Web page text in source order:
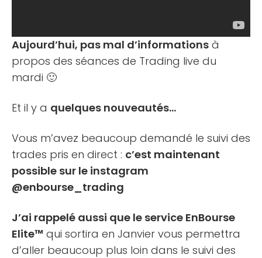
Aujourd’hui, pas mal d’informations à
propos des séances de Trading live du
mardi 🙂
Et il y a quelques nouveautés…
Vous m’avez beaucoup demandé le suivi des
trades pris en direct : c’est maintenant
possible sur le instagram
@enbourse_trading
J’ai rappelé aussi que le service EnBourse
Elite™ qui sortira en Janvier vous permettra
d’aller beaucoup plus loin dans le suivi des